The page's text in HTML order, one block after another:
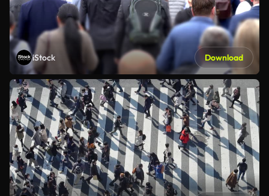
iStock Download